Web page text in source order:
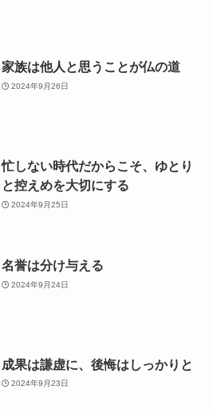
家族は他人と思うことが仏の道
2024年9月26日
忙しない時代だからこそ、ゆとり
と控えめを大切にする
2024年9月25日
名誉は分け与える
2024年9月24日
成果は謙虚に、後悔はしっかりと
2024年9月23日